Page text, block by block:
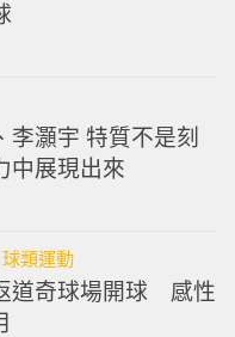
李灝宇 特質不是刻
中展現出來
球類運動
道奇球場開球 感性